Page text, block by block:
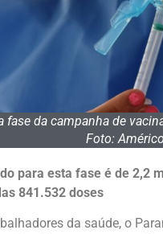
fase da campanha de
Foto:
para esta fase é de 2,2
841.532 doses
da saúde, o